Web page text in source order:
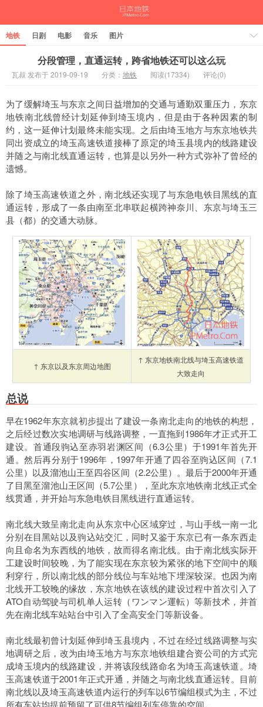
地铁 日剧 电影 音乐 图片
分段管理，直通运转，跨省地铁还可以这么玩
瓦叔 发布于 2019-09-19 分类： 地铁 阅读(17334) 评论(0)
为了缓解埼玉与东京之间日益增加的交通与通勤双重压力，东京
地铁南北线曾经计划延伸到埼玉境内，但是由于各种因素的制
约，这一延伸计划最终未能实现。之后由埼玉地方与东京地铁共
同出资成立的埼玉高速铁道接棒了原定的埼玉县境内的线路建设
并随之与南北线直通运转，也算是以另外一种方式弥补了曾经的
遗憾。
除了埼玉高速铁道之外，南北线还实现了与东急电铁目黑线的直
通运转，形成了一条由南至北串联起横跨神奈川、东京与埼玉三
县（都）的交通大动脉。
↑ 东京以及东京周边地图
↑ 东京地铁南北线与埼玉高速铁道
大致走向
总说
早在1962年东京就初步提出了建设一条南北走向的地铁的构想，
之后经过数次实地调研与线路调整，一直拖到1986年才正式开工
建设。首通段驹込至赤羽岩渊区间（6.3公里）于1991年首先开
通。然后再分别于1996年，1997年开通了四谷至驹込区间（7.1
公里）以及溜池山王至四谷区间（2.2公里）。最后于2000年开通
了目黑至溜池山王区间（5.7公里），至此东京地铁南北线正式全
线贯通，并开始与东急电铁目黑线进行直通运转。
南北线大致呈南北走向从东京中心区域穿过，与山手线一南一北
分别在目黑站以及驹込站交汇，同时又鉴于东京已有一条东西走
向且命名为东西线的地铁，故而得名南北线。由于南北线实际开
工建设时间较晚，为了能实现在东京较为紧张的地下空间中的顺
利穿行，所以南北线的部分线位与车站地下埋深较深。也因为南
北线开工较晚的缘故，东京地铁在该线的建设过程中首次引入了
ATO自动驾驶与司机单人运转（ワンマン運転）等新技术，并首
先在南北线车站站台中引入了全高安全门等新设备。
南北线最初曾计划延伸到埼玉县境内，不过在经过线路调整与实
地调研之后，改为由埼玉地方与东京地铁组建合资公司的方式完
成埼玉境内的线路建设，并将该段线路命名为埼玉高速铁道。埼
玉高速铁道于2001年正式开通，并随之与南北线直通运转。目前
南北线以及埼玉高速铁道内运行的列车以6节编组模式为主，不过
所有车站均提前预留了可供8节编组列车停靠的空间。